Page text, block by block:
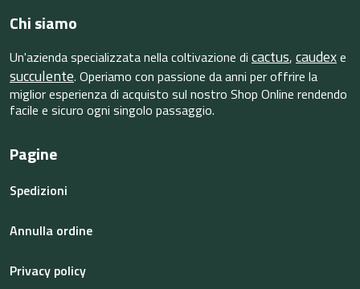
Chi siamo
Un'azienda specializzata nella coltivazione di cactus, caudexe
succulente. Operiamo con passione da anni per offrire la
miglior esperienza di acquisto sul nostro Shop Online rendendo
facile e sicuro ogni singolo passaggio.
Pagine
Spedizioni
Annulla ordine
Privacy policy